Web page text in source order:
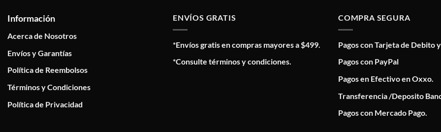
Información
Acerca de Nosotros
Envíos y Garantías
Política de Reembolsos
Términos y Condiciones
Política de Privacidad
ENVÍOS GRATIS
*Envíos gratis en compras mayores a $499.
*Consulte términos y condiciones.
COMPRA SEGURA
Pagos con Tarjeta de Debito
Pagos con PayPal
Pagos en Efectivo en Oxxo.
Transferencia /Deposito
Pagos con Mercado Pago.